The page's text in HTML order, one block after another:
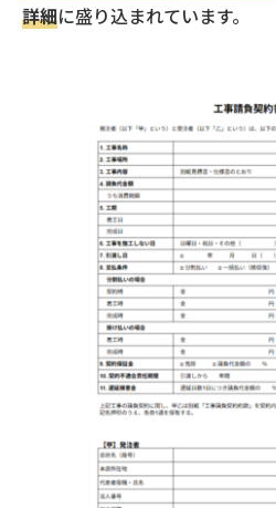
詳細に盛り込まれています。